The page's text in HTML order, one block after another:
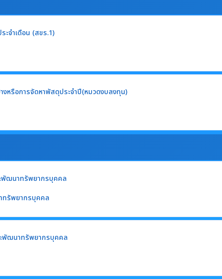
ะจำเดือน (สขร.1)
งหรือการจัดหาพัสดุประจำปี(หมวดงบลงทุน)
พัฒนาทรัพยากรบุคคล
ทรัพยากรบุคคล
พัฒนาทรัพยากรบุคคล